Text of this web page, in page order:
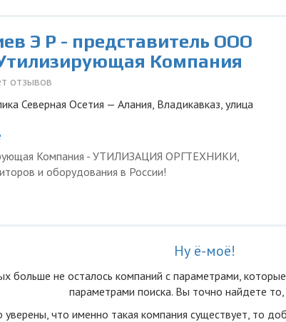
Э Р - представитель ООО
Компания
отзывов
Северная Осетия — Алания, Владикавказ, улица
Компания - УТИЛИЗАЦИЯ ОРГТЕХНИКИ,
и оборудования в России!
Ну ё-моё!
больше не осталоcь компаний с параметрами,
параметрами поиска. Вы точно найдете
уверены, что именно такая компания существует, то